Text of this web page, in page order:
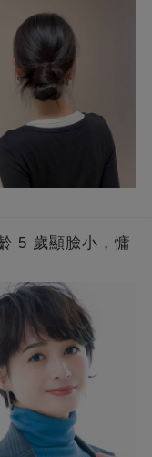
5 歲顯臉小，慵